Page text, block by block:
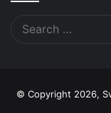
© Copyright 2026,